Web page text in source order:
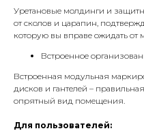
Уретановые молдинги и
от сколов и царапин,
которую вы вправе ожидать от
Встроенное
Встроенная модульная
дисков и гантелей –
опрятный вид помещения.
Для пользователей: